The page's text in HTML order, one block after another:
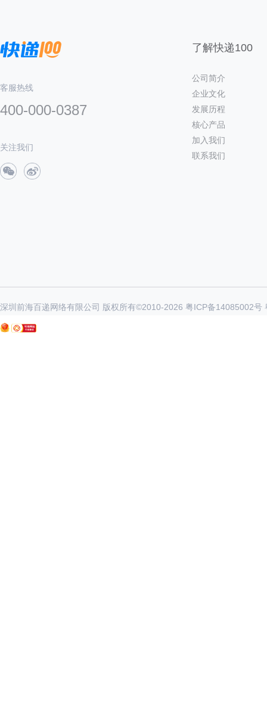
客服热线
400-000-0387
关注我们
了解快递100
公司简介
企业文化
发展历程
核心产品
加入我们
联系我们
深圳前海百递网络有限公司 版权所有©2010-2026 粤ICP备14085002号